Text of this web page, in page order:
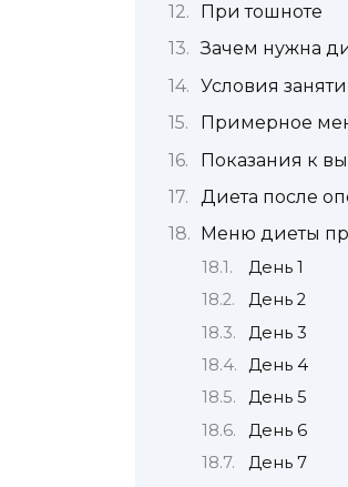
При тошноте
Зачем нужна
Условия
Примерное
Показания к
Диета после
Меню диеты
День 1
День 2
День 3
День 4
День 5
День 6
День 7